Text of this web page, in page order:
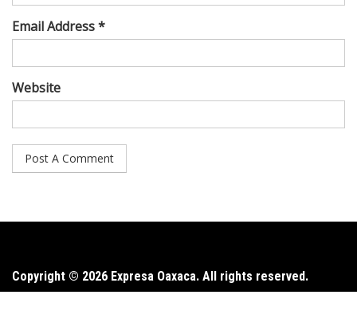
Email Address *
Website
Copyright © 2026 Expresa Oaxaca. All rights reserved.